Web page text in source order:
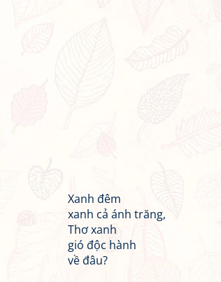
Xanh đêm
xanh cả ánh trăng,
Thơ xanh
gió độc hành
về đâu?